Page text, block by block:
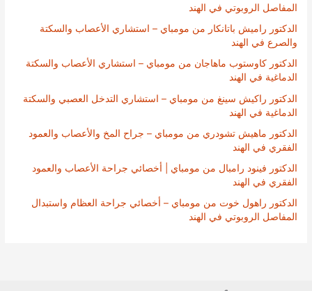
المفاصل الروبوتي في الهند
الدكتور راميش باتانكار من مومباي – استشاري الأعصاب والسكتة
والصرع في الهند
الدكتور كاوستوب ماهاجان من مومباي – استشاري الأعصاب والسكتة
الدماغية في الهند
الدكتور راكيش سينغ من مومباي – استشاري التدخل العصبي والسكتة
الدماغية في الهند
الدكتور ماهيش تشودري من مومباي – جراح المخ والأعصاب والعمود
الفقري في الهند
الدكتور فينود رامبال من مومباي | أخصائي جراحة الأعصاب والعمود
الفقري في الهند
الدكتور راهول خوت من مومباي – أخصائي جراحة العظام واستبدال
المفاصل الروبوتي في الهند